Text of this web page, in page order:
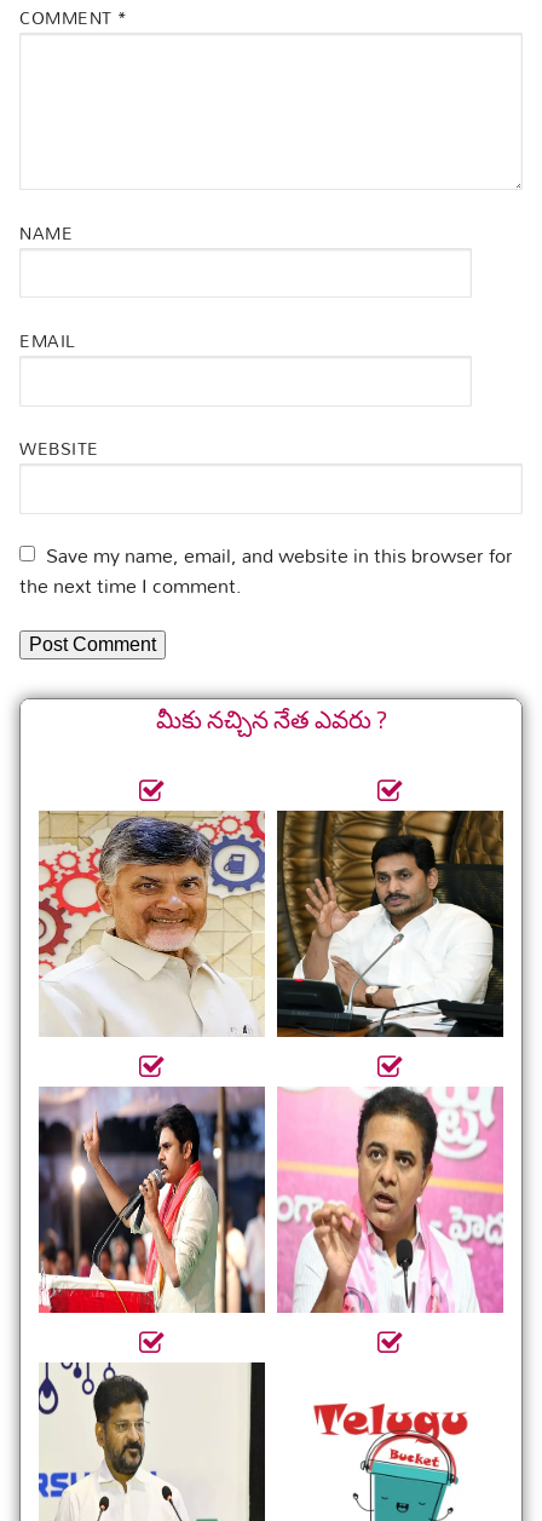
COMMENT *
NAME
EMAIL
WEBSITE
Save my name, email, and website in this browser for
the next time I comment.
మీకు నచ్చిన నేత ఎవరు ?